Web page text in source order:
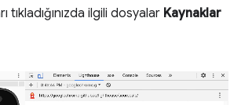
tıkladığınızda ilgili dosyalar Kaynaklar